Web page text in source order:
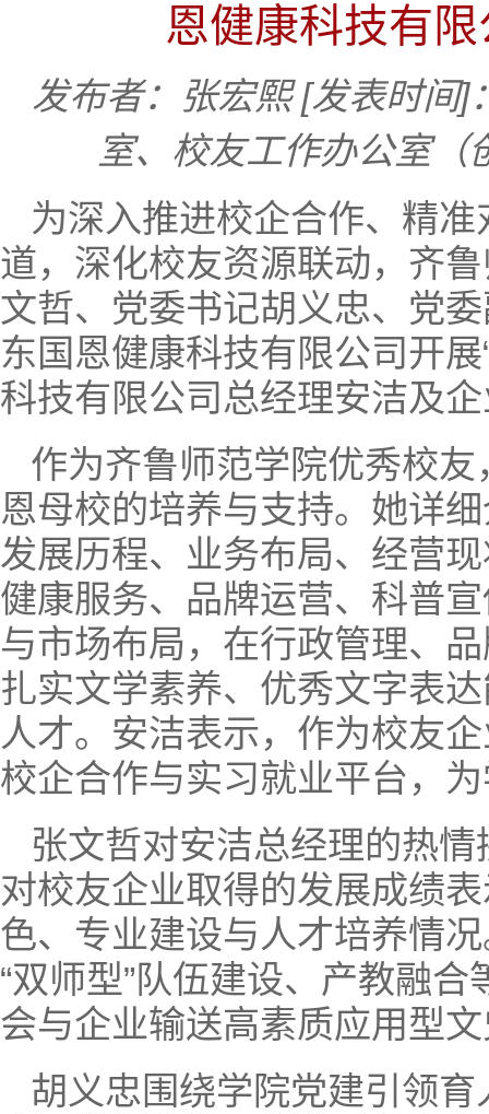
恩健康科技有
发布者：张宏熙 [发表时间]
室、校友工作办公室
为深入推进校企合作、精
道，深化校友资源联动，齐
文哲、党委书记胡义忠、党
东国恩健康科技有限公司开
科技有限公司总经理安洁及
作为齐鲁师范学院优秀校
恩母校的培养与支持。她详
发展历程、业务布局、经营
健康服务、品牌运营、科普
与市场布局，在行政管理、
扎实文学素养、优秀文字表
人才。安洁表示，作为校友
校企合作与实习就业平台，
张文哲对安洁总经理的热
对校友企业取得的发展成绩
色、专业建设与人才培养情
“双师型”队伍建设、产教融
会与企业输送高素质应用型
胡义忠围绕学院党建引领